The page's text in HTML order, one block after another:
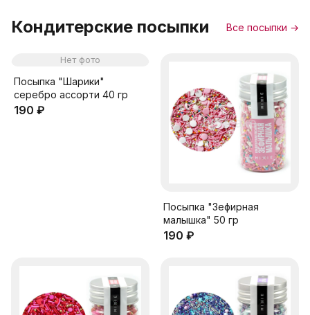
Кондитерские посыпки Все посыпки →
Нет фото
Посыпка "Шарики"
серебро ассорти 40 гр
190 ₽
Посыпка "Зефирная
малышка" 50 гр
190 ₽